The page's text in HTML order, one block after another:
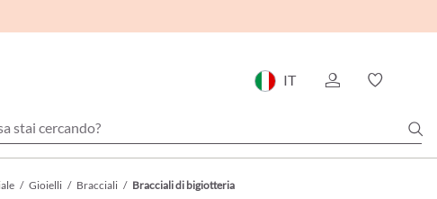
IT
/ Gioielli / Bracciali / Bracciali di bigiotteria